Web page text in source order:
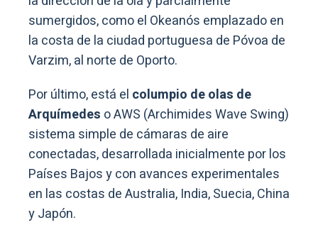
sumergidos, como el Okeanós emplazado en
la costa de la ciudad portuguesa de Póvoa de
Varzim, al norte de Oporto.
Por último, está el columpio de olas de
Arquímedes o AWS (Archimides Wave Swing)
sistema simple de cámaras de aire
conectadas, desarrollada inicialmente por los
Países Bajos y con avances experimentales
en las costas de Australia, India, Suecia, China
y Japón.